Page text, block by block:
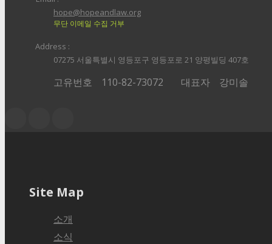
hope@hopeandlaw.org
무단 이메일 수집 거부
Address :
07275 서울특별시 영등포구 영등포로 21 양평빌딩 407호
고유번호 110-82-73072 대표자 강미솔
Site Map
소개
소식